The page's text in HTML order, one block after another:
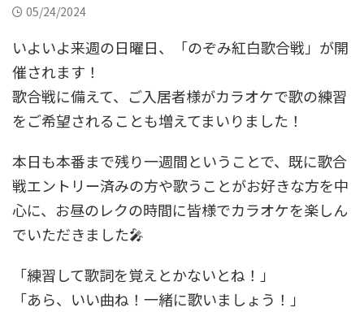
05/24/2024
いよいよ来週の日曜日、「のぞみ紅白歌合戦」が開
催されます！
歌合戦に備えて、ご入居者様がカラオケで歌の練習
をご希望されることも増えてまいりました！
本日も本番まで残り一週間ということで、既に歌合
戦エントリー済みの方や歌うことがお好きな方を中
心に、お昼のレクの時間に皆様でカラオケを楽しん
でいただきました🎤
「練習して歌詞を覚えとかないとね！」
「あら、いい曲ね！一緒に歌いましょう！」